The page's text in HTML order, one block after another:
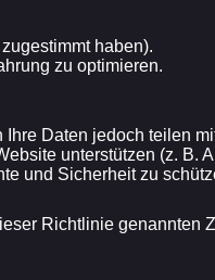
haben).
zu optimieren.
Daten jedoch teilen
unterstützen (z. B.
und Sicherheit zu
Richtlinie genannten